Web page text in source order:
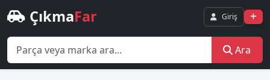
ÇıkmaFar Giriş
Ara